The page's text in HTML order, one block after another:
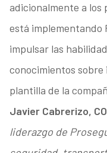
adicionalmente a los
está implementando
impulsar las
conocimientos
plantilla de la
Javier Cabrerizo,
liderazgo de